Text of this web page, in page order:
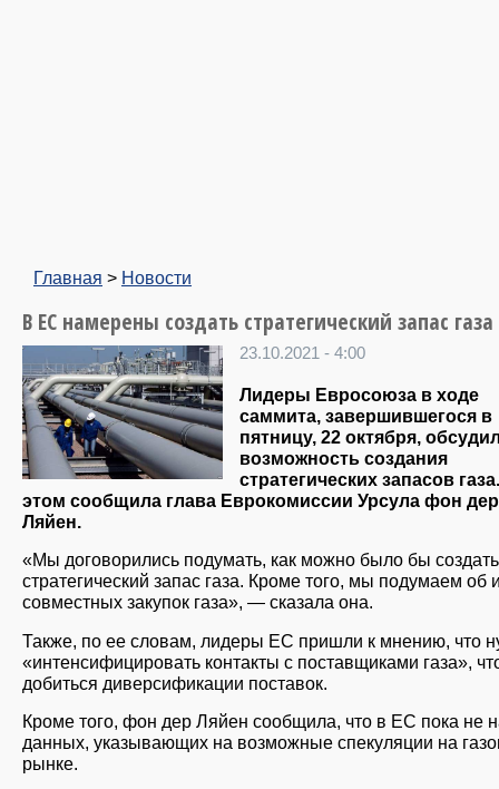
Главная > Новости
В ЕС намерены создать стратегический запас газа
23.10.2021 - 4:00
Лидеры Евросоюза в ходе
саммита, завершившегося в
пятницу, 22 октября,
возможность создания
стратегических запасов
этом сообщила глава Еврокомиссии Урсула фон дер
Ляйен.
«Мы договорились подумать, как можно было бы создать
стратегический запас газа. Кроме того, мы подумаем об
совместных закупок газа», — сказала она.
Также, по ее словам, лидеры ЕС пришли к мнению, что
«интенсифицировать контакты с поставщиками газа»,
добиться диверсификации поставок.
Кроме того, фон дер Ляйен сообщила, что в ЕС пока не
данных, указывающих на возможные спекуляции на
рынке.